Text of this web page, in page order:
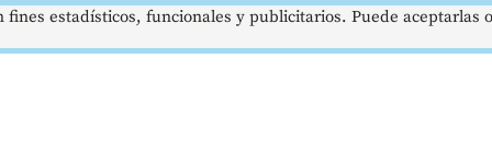
estadísticos, funcionales y publicitarios. Puede aceptarlas